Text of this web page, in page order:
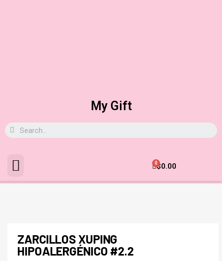
My Gift
$0.00
0
ZARCILLOS XUPING
HIPOALERGÉNICO #2.2